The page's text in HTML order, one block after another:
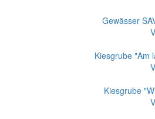
Gewässer
Kiesgrube "Am
Kiesgrube